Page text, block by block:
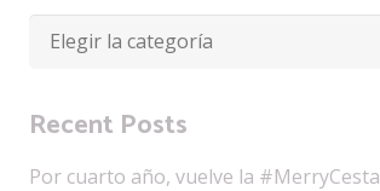
Categorías
Recent Posts
Por cuarto año, vuelve la #MerryCesta